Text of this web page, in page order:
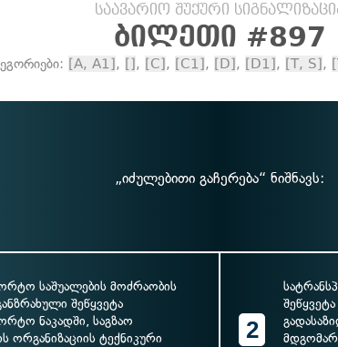
საავარიო შუქური
ბილეთი #897
[A, A1], [], [C], [C1], [D], [D1], [T, S],
„იძულებითი გაჩერება“ ნიშნავს:
საშუალების მოძრაობის
შეწყვეტა
ნაკადში, საგზაო
ორგანიზაციის ტექნიკური
2